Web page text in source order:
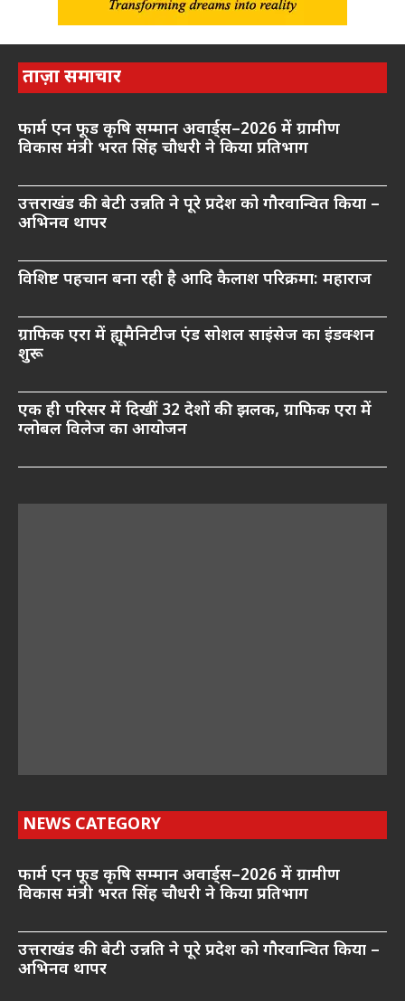
ताज़ा समाचार
फार्म एन फूड कृषि सम्मान अवार्ड्स–2026 में ग्रामीण
विकास मंत्री भरत सिंह चौधरी ने किया प्रतिभाग
उत्तराखंड की बेटी उन्नति ने पूरे प्रदेश को गौरवान्वित किया –
अभिनव थापर
विशिष्ट पहचान बना रही है आदि कैलाश परिक्रमा: महाराज
ग्राफिक एरा में ह्यूमैनिटीज एंड सोशल साइंसेज का इंडक्शन
शुरू
एक ही परिसर में दिखीं 32 देशों की झलक, ग्राफिक एरा में
ग्लोबल विलेज का आयोजन
NEWS CATEGORY
फार्म एन फूड कृषि सम्मान अवार्ड्स–2026 में ग्रामीण
विकास मंत्री भरत सिंह चौधरी ने किया प्रतिभाग
उत्तराखंड की बेटी उन्नति ने पूरे प्रदेश को गौरवान्वित किया –
अभिनव थापर